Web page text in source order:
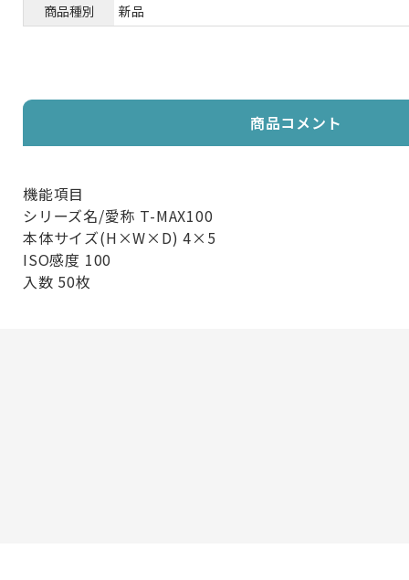
商品種別
新品
商品コメント
機能項目
シリーズ名/愛称 T-MAX100
本体サイズ(H×W×D) 4×5
ISO感度 100
入数 50枚